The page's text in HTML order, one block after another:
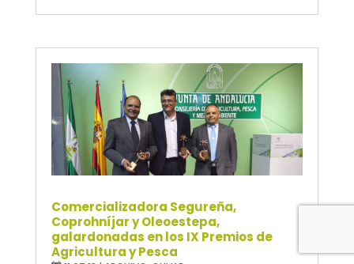
Comercializadora Segureña,
Coprohníjar y Oleoestepa,
galardonadas en los IX Premios de
Agricultura y Pesca